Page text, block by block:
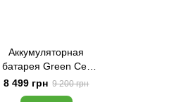
Аккумуляторная
батарея Green Cell
AGM VRLA 12V 100Ah
8 499 грн 9 200 грн